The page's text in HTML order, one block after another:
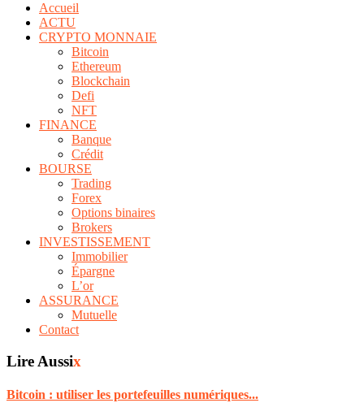
Accueil
ACTU
CRYPTO MONNAIE
Bitcoin
Ethereum
Blockchain
Defi
NFT
FINANCE
Banque
Crédit
BOURSE
Trading
Forex
Options binaires
Brokers
INVESTISSEMENT
Immobilier
Épargne
L’or
ASSURANCE
Mutuelle
Contact
Lire Aussix
Bitcoin : utiliser les portefeuilles numériques...